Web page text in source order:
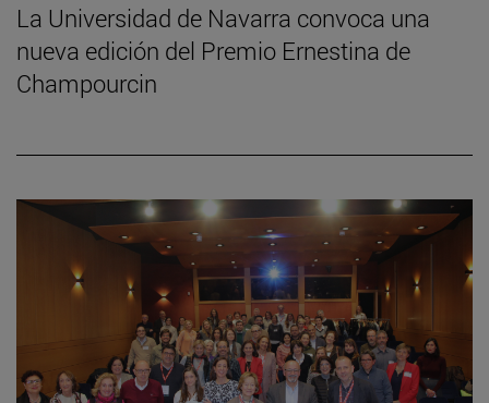
La Universidad de Navarra convoca una
nueva edición del Premio Ernestina de
Champourcin